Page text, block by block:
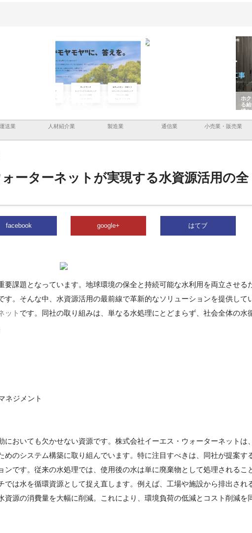
株式会社ＣＳＡの事業内容と強
ホ
る
績
運送業 人材紹介業 製造業 通信業 小売業・販売業
ーターネットが実現する水資源活用の全
facebook google+ はてブ
要課題となっています。地球環境の保全と持続可能な水利用を両立させる
す。そんな中、水資源活用の最前線で革新的なソリューションを提供して
ット です。同社の取り組みは、単なる水処理にとどまらず、社会全体の水
ネジメント
おいても欠かせない資源です。株式会社イーエス・ウォーターネットは、
めのシステム構築に取り組んでいます。特に注目すべきは、同社が提案す
ンです。従来の水処理では、使用後の水は単に廃棄物として処理されるこ
では水を循環資源として捉え直します。例えば、工場や施設から排出され
資源の消費量を大幅に削減。これにより、環境負荷の低減とコスト削減を